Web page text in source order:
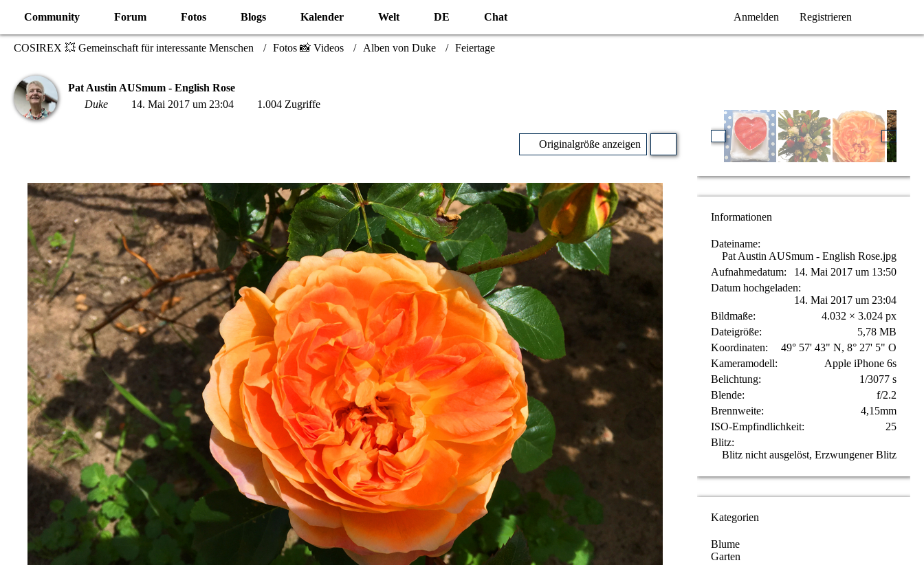
Community Forum Fotos Blogs Kalender Welt DE Chat Anmelden Registrieren
COSIREX 💥 Gemeinschaft für interessante Menschen Fotos 📸 Videos Alben von Duke Feiertage
Pat Austin AUSmum - English Rose
Duke
14. Mai 2017 um 23:04 1.004 Zugriffe
Originalgröße anzeigen
Informationen
Dateiname
Pat Austin AUSmum - English Rose.jpg
Aufnahmedatum
14. Mai 2017 um 13:50
Datum hochgeladen
14. Mai 2017 um 23:04
Bildmaße
4.032 × 3.024 px
Dateigröße
5,78 MB
Koordinaten
49° 57' 43" N, 8° 27' 5" O
Kameramodell
Apple iPhone 6s
Belichtung
1/3077 s
Blende
f/2.2
Brennweite
4,15mm
ISO-Empfindlichkeit
25
Blitz
Blitz nicht ausgelöst, Erzwungener Blitz
Kategorien
Blume
Garten